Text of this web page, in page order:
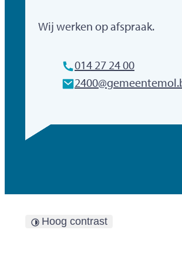
Gemeente Mol
Wij werken op afspraak.
014 27 24 00
E-mailadres
2400@
Hoog contrast